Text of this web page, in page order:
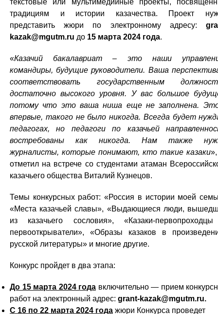
текстовые или мультимедийные проекты,
традициям и истории казачества. Проект
представить жюри по электронному адресу:
kazak@mgutm.ru до 15 марта 2024 года.
«Казачий бакалавриат – это наши
командиры, будущие руководители. Ваша
соответствовать государственным
достаточно высокого уровня. У вас большое
потому что это ваша ниша еще не заполнена.
впервые, такого не было никогда. Всегда будет
педагогах, но педагоги по казачьей
востребованы как никогда. Нам также
журналисты, которые понимают, кто такие казаки
отметил на встрече со студентами атаман
казачьего общества Виталий Кузнецов.
Темы конкурсных работ: «Россия в истории моей
«Места казачьей славы», «Выдающиеся люди,
из казачьего сословия», «Казаки-
первооткрыватели», «Образы казаков в
русской литературы» и многие другие.
Конкурс пройдет в два этапа:
До 15 марта 2024 года включительно — прием
работ на электронный адрес: grant-kazak@mgutm.ru.
С 16 по 22 марта 2024 года жюри Конкурса проведет